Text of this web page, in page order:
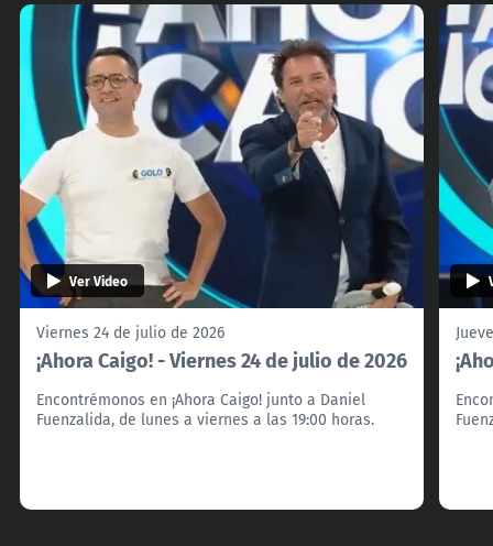
Ver Video
Viernes 24 de julio de 2026
¡Ahora Caigo! - Viernes 24 de julio de 2026
Encontrémonos en ¡Ahora Caigo! junto a Daniel
Fuenzalida, de lunes a viernes a las 19:00 horas.